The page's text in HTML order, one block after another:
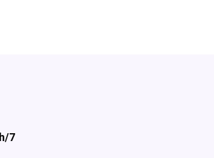
7